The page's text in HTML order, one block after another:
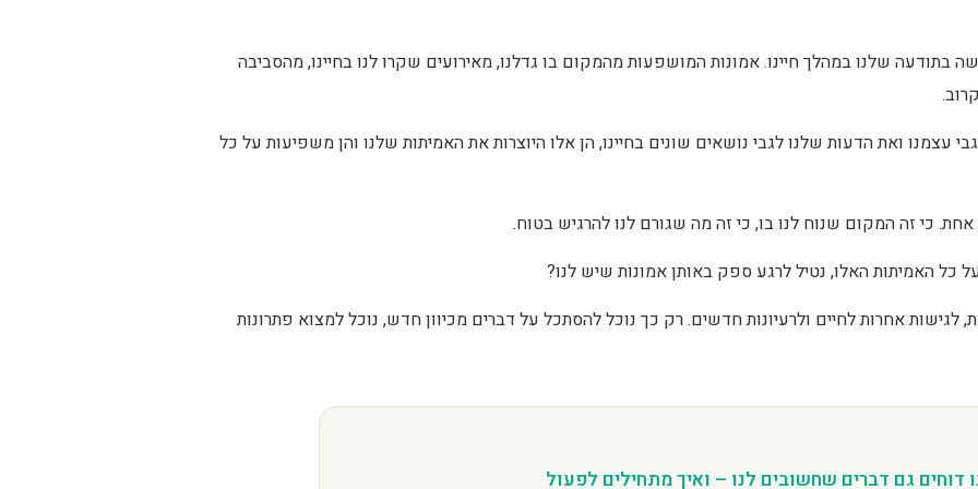
שלנו במהלך חיינו. אמונות המושפעות מהמקום בו גדלנו, מאירועים שקרו לנו בחיינו, מהסביבה
עצמנו ואת הדעות שלנו לגבי נושאים שונים בחיינו, הן אלו היוצרות את האמיתות שלנו והן משפיעות על כל
כי זה המקום שנוח לנו בו, כי זה מה שגורם לנו להרגיש בטוח.
האמיתות האלו, נטיל לרגע ספק באותן אמונות שיש לנו?
אחרות לחיים ולרעיונות חדשים. רק כך נוכל להסתכל על דברים מכיוון חדש, נוכל למצוא פתרונות
דוחים גם דברים שחשובים לנו – ואיך מתחילים לפעול